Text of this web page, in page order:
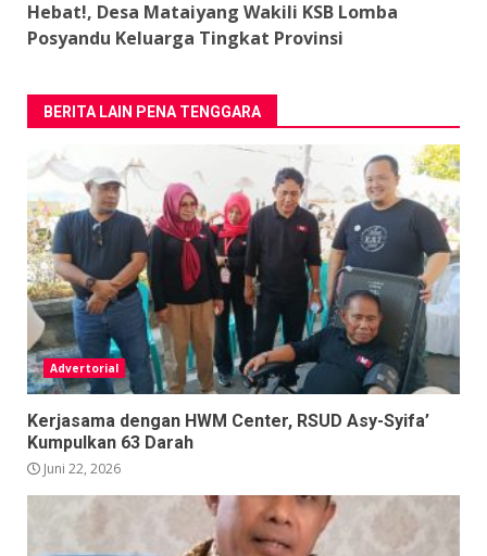
Hebat!, Desa Mataiyang Wakili KSB Lomba
Posyandu Keluarga Tingkat Provinsi
BERITA LAIN PENA TENGGARA
Advertorial
Kerjasama dengan HWM Center, RSUD Asy-Syifa’
Kumpulkan 63 Darah
Juni 22, 2026